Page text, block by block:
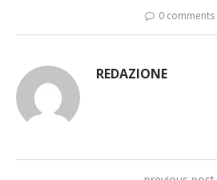
0 comments
REDAZIONE